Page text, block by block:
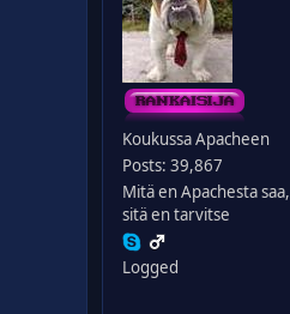
Koukussa Apacheen
Posts: 39,867
Mitä en Apachesta saa,
sitä en tarvitse
Logged